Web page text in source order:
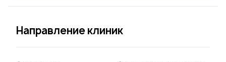
Направление клиник